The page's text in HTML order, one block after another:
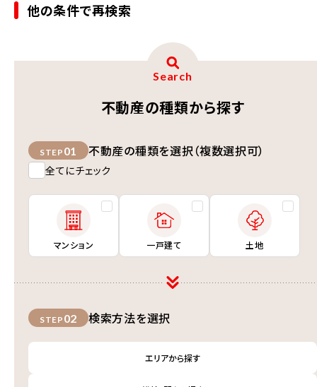
他の条件で再検索
Search
不動産の種類から探す
STEP 01 不動産の種類を選択（複数選択可）
全てにチェック
マンション 一戸建て 土地
STEP 02 検索方法を選択
エリアから探す